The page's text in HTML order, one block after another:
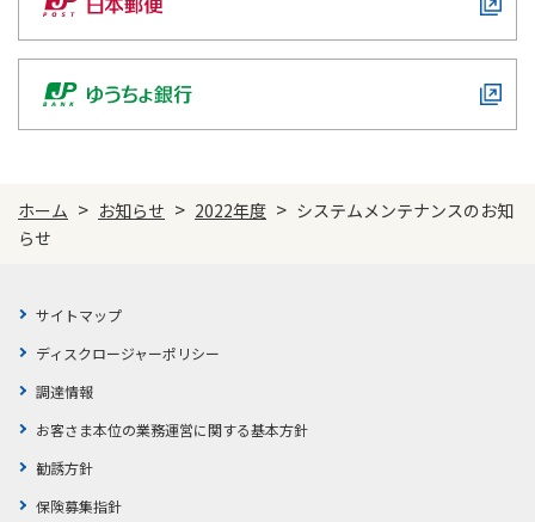
かんぽジャンクション
ホーム > お知らせ > 2022年度 > システムメンテナンスのお知
らせ
サイトマップ
ディスクロージャーポリシー
調達情報
お客さま本位の業務運営に関する基本方針
勧誘方針
保険募集指針